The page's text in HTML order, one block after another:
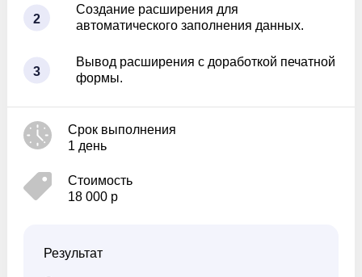
2
Создание расширения для
автоматического заполнения данных.
3
Вывод расширения с доработкой печатной
формы.
Срок выполнения
1 день
Стоимость
18 000 р
Результат